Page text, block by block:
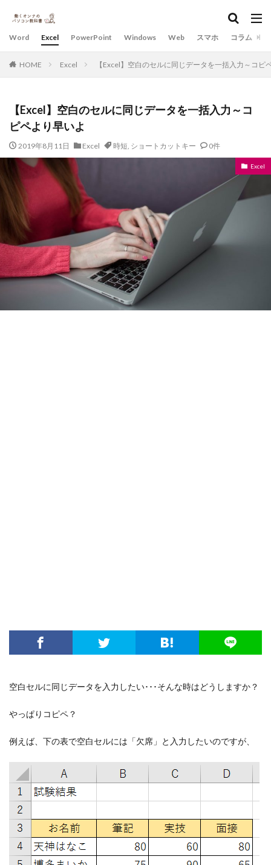
Word Excel PowerPoint Windows Web スマホ コラム
HOME Excel 【Excel】空白のセルに同じデータを一括入力～コピ
【Excel】空白のセルに同じデータを一括入力～コ
ピペより早いよ
2019年8月11日 Excel 時短, ショートカットキー 0件
Excel
空白セルに同じデータを入力したい･･･そんな時はどうしますか？
やっぱりコピペ？
例えば、下の表で空白セルには「欠席」と入力したいのですが、